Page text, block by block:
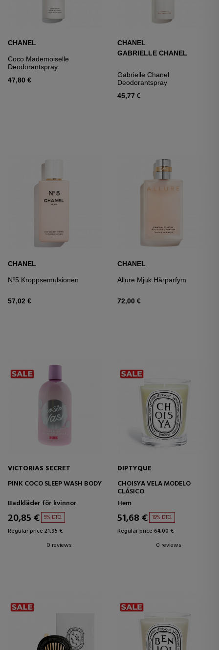
CHANEL
Coco Mademoiselle
Deodorantspray
47,80 €
CHANEL
GABRIELLE CHANEL
Gabrielle Chanel
Deodorantspray
45,77 €
CHANEL
Nº5 Kroppsemulsionen
57,02 €
CHANEL
Allure Mjuk Hårparfym
72,00 €
VICTORIAS SECRET
PINK COCO SLEEP WASH BODY
Badkläder för kvinnor
20,85 € 5% DTO.
Regular price 21,95 €
0 reviews
DIPTYQUE
CHOISYA VELA MODELO
CLÁSICO
Hem
51,68 € 19% DTO.
Regular price 64,00 €
0 reviews